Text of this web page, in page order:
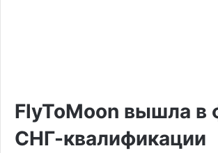
FlyToMoon вышла в
СНГ-квалификации